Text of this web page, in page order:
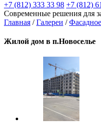
+7 (812) 333 33 98 +7 (812)
Современные решения для
Главная /Галереи /
Жилой дом в п.Новоселье